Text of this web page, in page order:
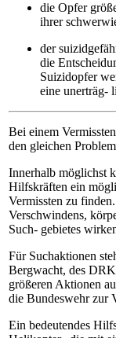
die Opfer
ihrer
der
die
Suizidopfer
eine unerträg-
Bei einem
den gleichen
Innerhalb möglichst
Hilfskräften ein
Vermissten zu
Verschwindens,
Such- gebietes
Für Suchaktionen
Bergwacht, des
größeren Aktionen
die Bundeswehr zur
Ein bedeutendes